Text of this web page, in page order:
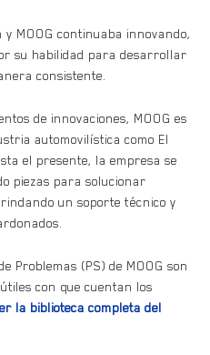
MOOG continuaba innovando,
su habilidad para desarrollar
consistente.
de innovaciones, MOOG es
automovilística como El
el presente, la empresa se
piezas para solucionar
un soporte técnico y
Problemas (PS) de MOOG son
con que cuentan los
la biblioteca completa del